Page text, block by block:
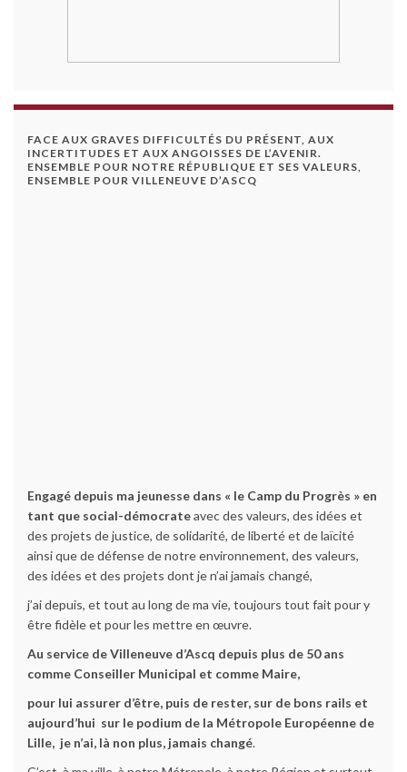
FACE AUX GRAVES DIFFICULTÉS DU PRÉSENT, AUX
INCERTITUDES ET AUX ANGOISSES DE L’AVENIR.
ENSEMBLE POUR NOTRE RÉPUBLIQUE ET SES VALEURS,
ENSEMBLE POUR VILLENEUVE D’ASCQ
Engagé depuis ma jeunesse dans « le Camp du Progrès » en
tant que social-démocrateavec des valeurs, des idées et
des projets de justice, de solidarité, de liberté et de laïcité
ainsi que de défense de notre environnement, des valeurs,
des idées et des projets dont je n’ai jamais changé,
j’ai depuis, et tout au long de ma vie, toujours tout fait pour y
être fidèle et pour les mettre en œuvre.
Au service de Villeneuve d’Ascq depuis plus de 50 ans
comme Conseiller Municipal et comme Maire,
pour lui assurer d’être, puis de rester, sur de bons rails et
aujourd’hui sur le podium de la Métropole Européenne de
Lille, je n’ai, là non plus, jamais changé.